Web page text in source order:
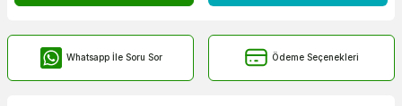
Whatsapp İle Soru Sor Ödeme Seçenekleri